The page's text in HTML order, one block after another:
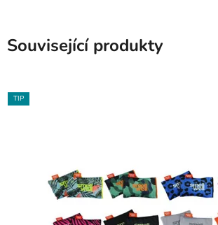
Související produkty
TIP